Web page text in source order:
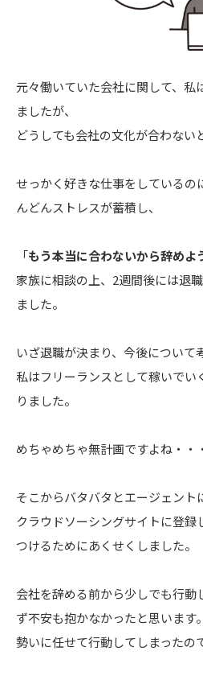
元々働いていた会社に関して、私
ましたが、
どうしても会社の文化が合わない
せっかく好きな仕事をしているの
んどんストレスが蓄積し、
「もう本当に合わないから辞めよ
家族に相談の上、2週間後には退
ました。
いざ退職が決まり、今後について
私はフリーランスとして稼いでい
りました。
めちゃめちゃ無計画ですよね・・・
そこからバタバタとエージェント
クラウドソーシングサイトに登
つけるためにあくせくしました。
会社を辞める前から少しでも行動
ず不安も抱かなかったと思います。
勢いに任せて行動してしまったの